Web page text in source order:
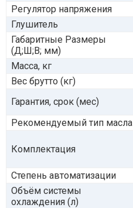
Регулятор напряжения
Глушитель
Габаритные Размеры
(Д;Ш;В; мм)
Масса, кг
Вес брутто (кг)
Гарантия, срок (мес)
Рекомендуемый тип масла
Комплектация
Степень автоматизации
Объём системы
охлаждения (л)